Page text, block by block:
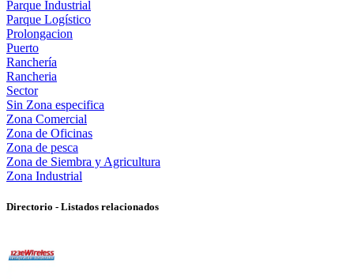
Parque Industrial
Parque Logístico
Prolongacion
Puerto
Ranchería
Rancheria
Sector
Sin Zona especifica
Zona Comercial
Zona de Oficinas
Zona de pesca
Zona de Siembra y Agricultura
Zona Industrial
Directorio - Listados relacionados